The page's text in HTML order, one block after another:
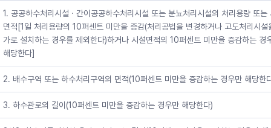
1. 공공하수처리시설ㆍ간이공공하수처리시설 또는 분뇨처리시설의 처리용량 또는
면적[1일 처리용량의 10퍼센트 미만을 증감(처리공법을 변경하거나 고도처리시설
가로 설치하는 경우를 제외한다)하거나 시설면적의 10퍼센트 미만을 증감하는 경
해당한다]
2. 배수구역 또는 하수처리구역의 면적(10퍼센트 미만을 증감하는 경우만 해당한
3. 하수관로의 길이(10퍼센트 미만을 증감하는 경우만 해당한다)